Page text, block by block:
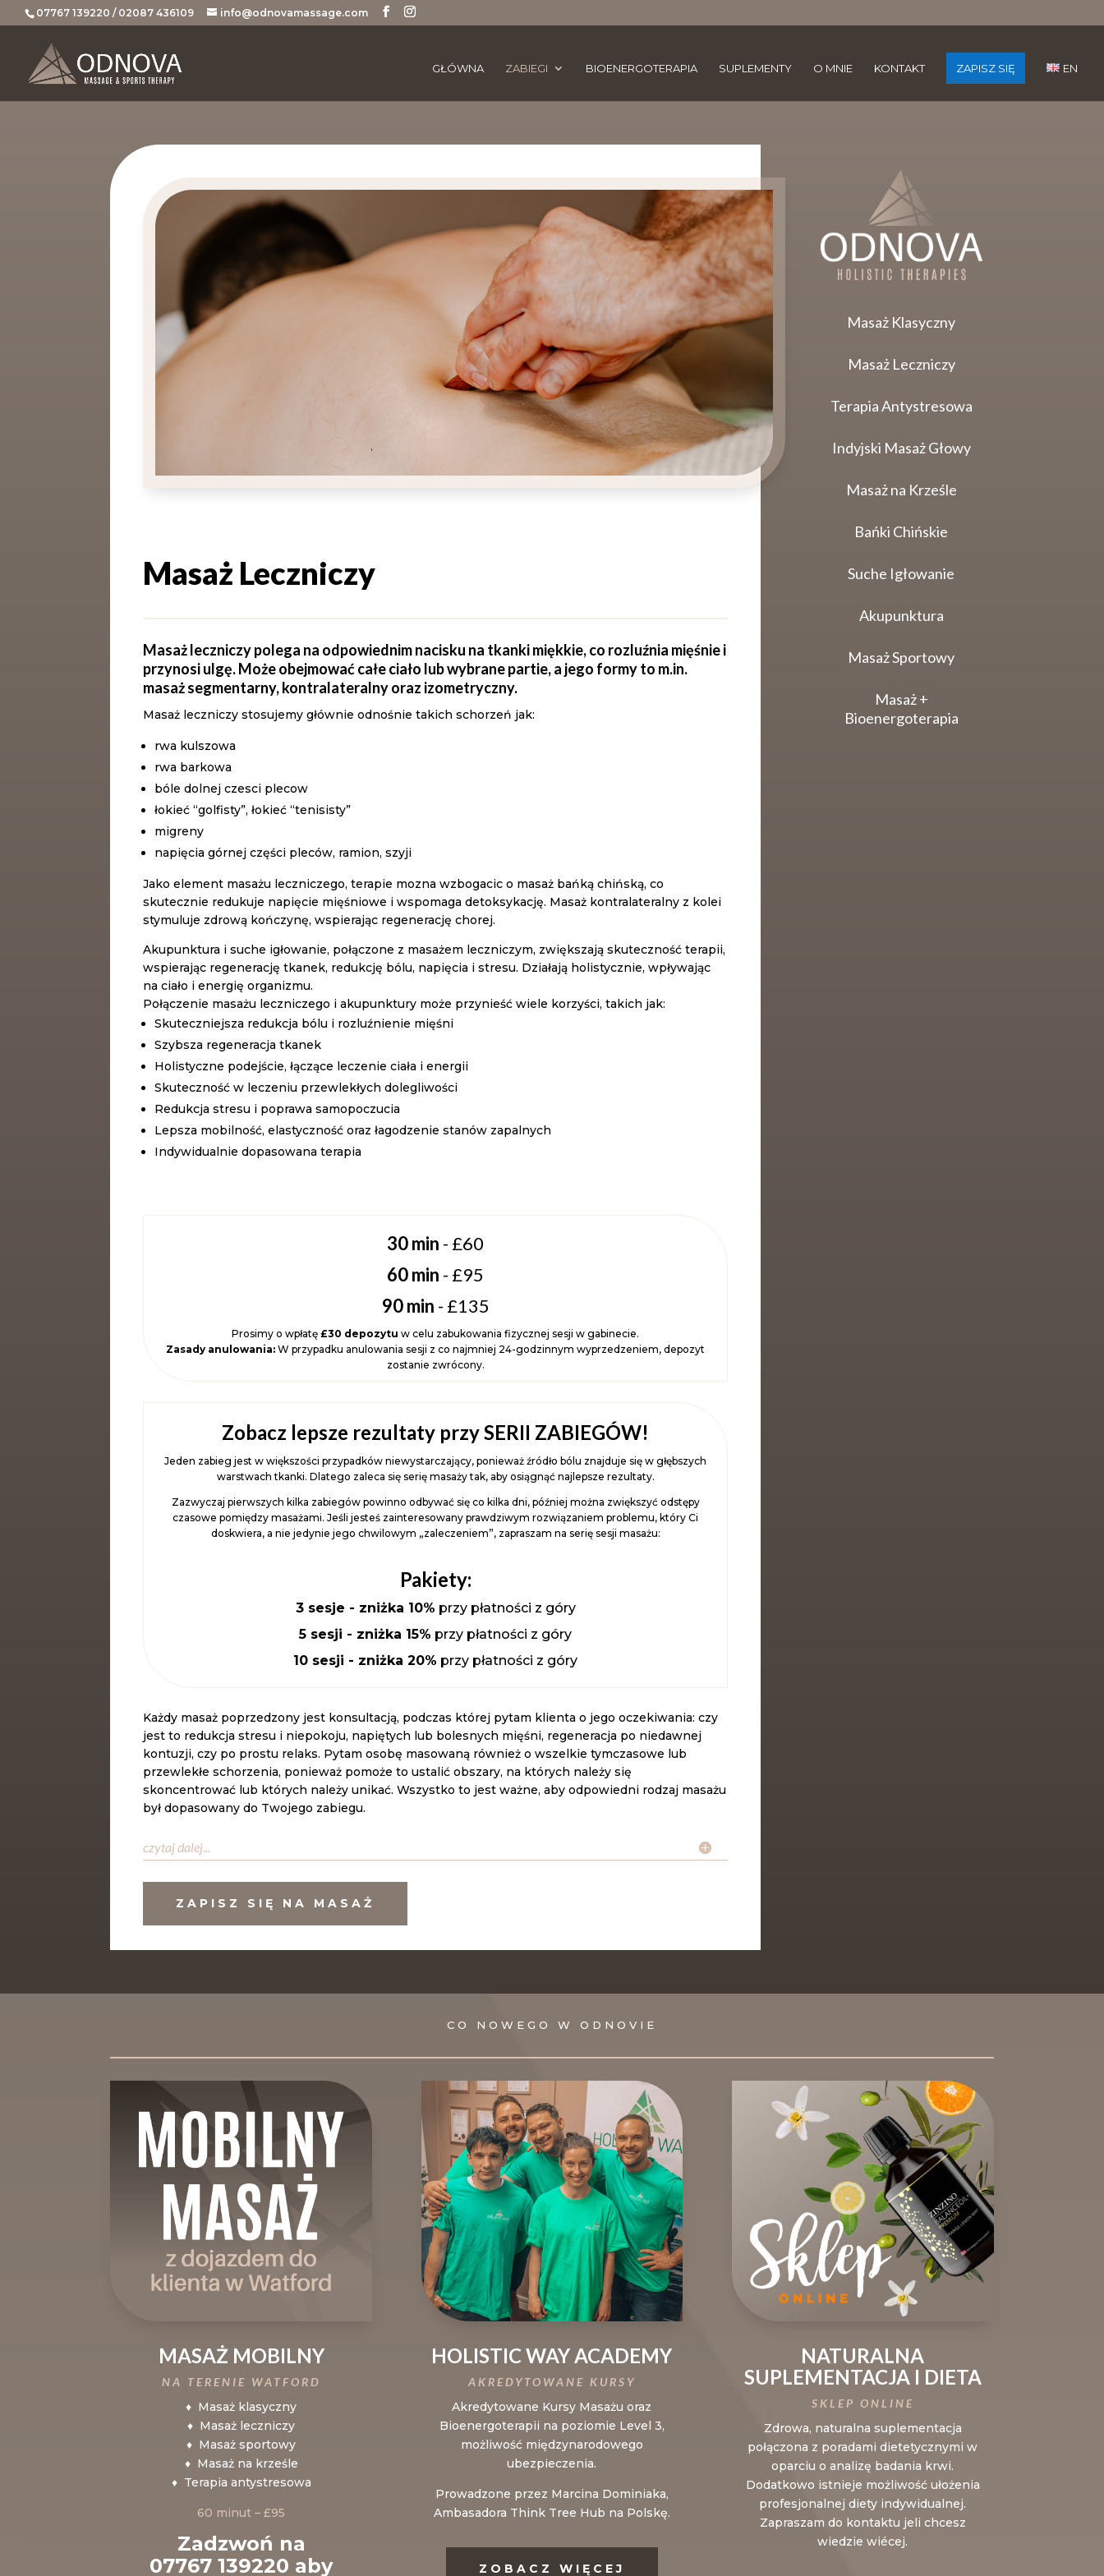
07767 139220 / 02087 436109 info@odnovamassage.com
GŁÓWNA ZABIEGI BIOENERGOTERAPIA SUPLEMENTY O MNIE KONTAKT ZAPISZ SIĘ EN
Masaż Leczniczy
Masaż leczniczy polega na odpowiednim nacisku na tkanki miękkie, co rozluźnia mięśnie i
przynosi ulgę. Może obejmować całe ciało lub wybrane partie, a jego formy to m.in.
masaż segmentarny, kontralateralny oraz izometryczny.
Masaż leczniczy stosujemy głównie odnośnie takich schorzeń jak:
rwa kulszowa
rwa barkowa
bóle dolnej czesci plecow
łokieć “golfisty”, łokieć “tenisisty”
migreny
napięcia górnej części pleców, ramion, szyji
Jako element masażu leczniczego, terapie mozna wzbogacic o masaż bańką chińską, co
skutecznie redukuje napięcie mięśniowe i wspomaga detoksykację. Masaż kontralateralny z kolei
stymuluje zdrową kończynę, wspierając regenerację chorej.
Akupunktura i suche igłowanie, połączone z masażem leczniczym, zwiększają skuteczność terapii,
wspierając regenerację tkanek, redukcję bólu, napięcia i stresu. Działają holistycznie, wpływając
na ciało i energię organizmu.
Połączenie masażu leczniczego i akupunktury może przynieść wiele korzyści, takich jak:
Skuteczniejsza redukcja bólu i rozluźnienie mięśni
Szybsza regeneracja tkanek
Holistyczne podejście, łączące leczenie ciała i energii
Skuteczność w leczeniu przewlekłych dolegliwości
Redukcja stresu i poprawa samopoczucia
Lepsza mobilność, elastyczność oraz łagodzenie stanów zapalnych
Indywidualnie dopasowana terapia
30 min - £60
60 min - £95
90 min - £135
Prosimy o wpłatę£30 depozytu w celu zabukowania fizycznej sesji w gabinecie.
Zasady anulowania: W przypadku anulowania sesji z co najmniej 24-godzinnym wyprzedzeniem, depozyt
zostanie zwrócony.
Zobacz lepsze rezultaty przy SERII ZABIEGÓW!
Jeden zabieg jest w większości przypadków niewystarczający, ponieważ źródło bólu znajduje się w głębszych
warstwach tkanki. Dlatego zaleca się serię masaży tak, aby osiągnąć najlepsze rezultaty.
Zazwyczaj pierwszych kilka zabiegów powinno odbywać się co kilka dni, później można zwiększyć odstępy
czasowe pomiędzy masażami. Jeśli jesteś zainteresowany prawdziwym rozwiązaniem problemu, który Ci
doskwiera, a nie jedynie jego chwilowym „zaleczeniem”, zapraszam na serię sesji masażu:
Pakiety:
3 sesje - zniżka 10% przy płatności z góry
5 sesji - zniżka 15% przy płatności z góry
10 sesji - zniżka 20% przy płatności z góry
Każdy masaż poprzedzony jest konsultacją, podczas której pytam klienta o jego oczekiwania: czy
jest to redukcja stresu i niepokoju, napiętych lub bolesnych mięśni, regeneracja po niedawnej
kontuzji, czy po prostu relaks. Pytam osobę masowaną również o wszelkie tymczasowe lub
przewlekłe schorzenia, ponieważ pomoże to ustalić obszary, na których należy się
skoncentrować lub których należy unikać. Wszystko to jest ważne, aby odpowiedni rodzaj masażu
był dopasowany do Twojego zabiegu.
czytaj dalej...
ZAPISZ SIĘ NA MASAŻ
Masaż Klasyczny
Masaż Leczniczy
Terapia Antystresowa
Indyjski Masaż Głowy
Masaż na Krześle
Bańki Chińskie
Suche Igłowanie
Akupunktura
Masaż Sportowy
Masaż +
Bioenergoterapia
CO NOWEGO W ODNOVIE
MASAŻ MOBILNY
NA TERENIE WATFORD
♦ Masaż klasyczny
♦ Masaż leczniczy
♦ Masaż sportowy
♦ Masaż na krześle
♦ Terapia antystresowa
60 minut – £95
Zadzwoń na
07767 139220 aby
HOLISTIC WAY ACADEMY
AKREDYTOWANE KURSY
Akredytowane Kursy Masażu oraz
Bioenergoterapii na poziomie Level 3,
możliwość międzynarodowego
ubezpieczenia.
Prowadzone przez Marcina Dominiaka,
Ambasadora Think Tree Hub na Polskę.
ZOBACZ WIĘCEJ
NATURALNA
SUPLEMENTACJA I DIETA
SKLEP ONLINE
Zdrowa, naturalna suplementacja
połączona z poradami dietetycznymi w
oparciu o analizę badania krwi.
Dodatkowo istnieje możliwość ułożenia
profesjonalnej diety indywidualnej.
Zapraszam do kontaktu jeli chcesz
wiedzie wiécej.